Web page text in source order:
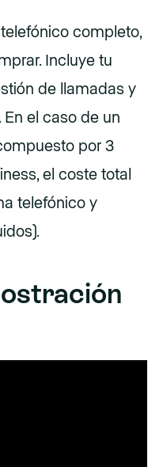
completo,
Incluye tu
de llamadas y
En el caso de un
por 3
el coste total
telefónico y